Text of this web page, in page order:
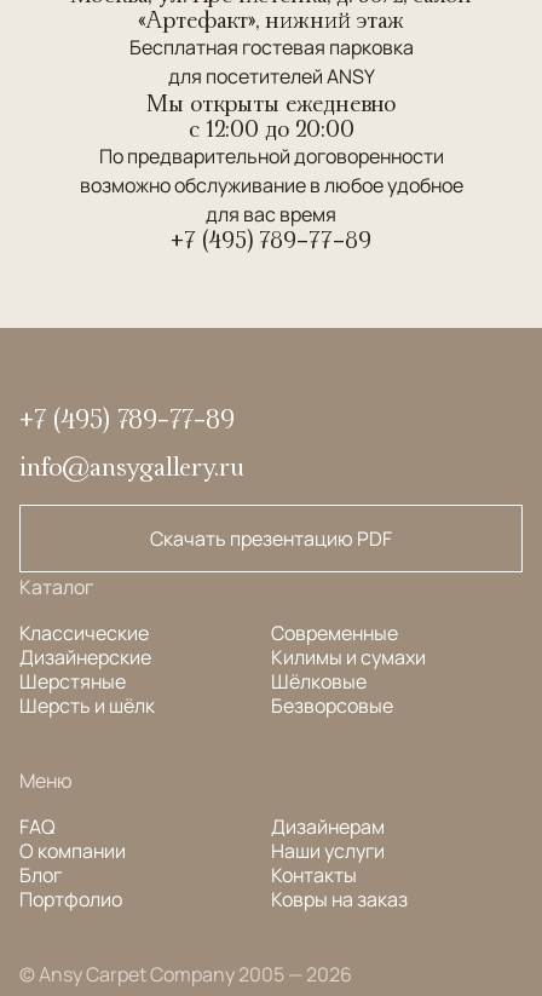
«Артефакт», нижний этаж
Бесплатная гостевая парковка
для посетителей ANSY
Мы открыты ежедневно
c 12:00 до 20:00
По предварительной договоренности
возможно обслуживание в любое удобное
для вас время
+7 (495) 789-77-89
+7 (495) 789-77-89
info@ansygallery.ru
Скачать презентацию PDF
Каталог
Классические
Дизайнерские
Шерстяные
Шерсть и шёлк
Современные
Килимы и сумахи
Шёлковые
Безворсовые
Меню
FAQ
О компании
Блог
Портфолио
Дизайнерам
Наши услуги
Контакты
Ковры на заказ
© Ansy Carpet Company 2005 — 2026